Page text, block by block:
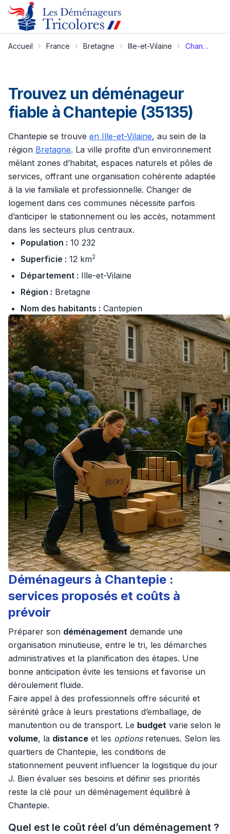
Accueil France Bretagne Ille-et-Vilaine Chantepie
Trouvez un déménageur
fiable à Chantepie (35135)
Chantepie se trouve en Ille-et-Vilaine, au sein de la
région Bretagne. La ville profite d’un environnement
mêlant zones d’habitat, espaces naturels et pôles de
services, offrant une organisation cohérente adaptée
à la vie familiale et professionnelle. Changer de
logement dans ces communes nécessite parfois
d’anticiper le stationnement ou les accès, notamment
dans les secteurs plus centraux.
Population : 10 232
Superficie : 12 km2
Département : Ille-et-Vilaine
Région : Bretagne
Nom des habitants : Cantepien
Déménageurs à Chantepie :
services proposés et coûts à
prévoir
Préparer son déménagement demande une
organisation minutieuse, entre le tri, les démarches
administratives et la planification des étapes. Une
bonne anticipation évite les tensions et favorise un
déroulement fluide.
Faire appel à des professionnels offre sécurité et
sérénité grâce à leurs prestations d’emballage, de
manutention ou de transport. Le budget varie selon le
volume, la distance et les optionsretenues. Selon les
quartiers de Chantepie, les conditions de
stationnement peuvent influencer la logistique du jour
J. Bien évaluer ses besoins et définir ses priorités
reste la clé pour un déménagement équilibré à
Chantepie.
Quel est le coût réel d’un déménagement ?